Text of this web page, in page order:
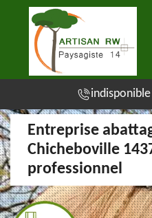
indisponible
Entreprise
Chicheboville
professionnel